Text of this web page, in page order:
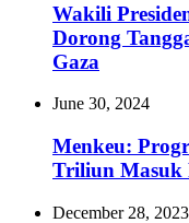
Wakili
Dorong
Gaza
June 30, 2024
Menkeu:
Triliun Masuk
December 28, 2023